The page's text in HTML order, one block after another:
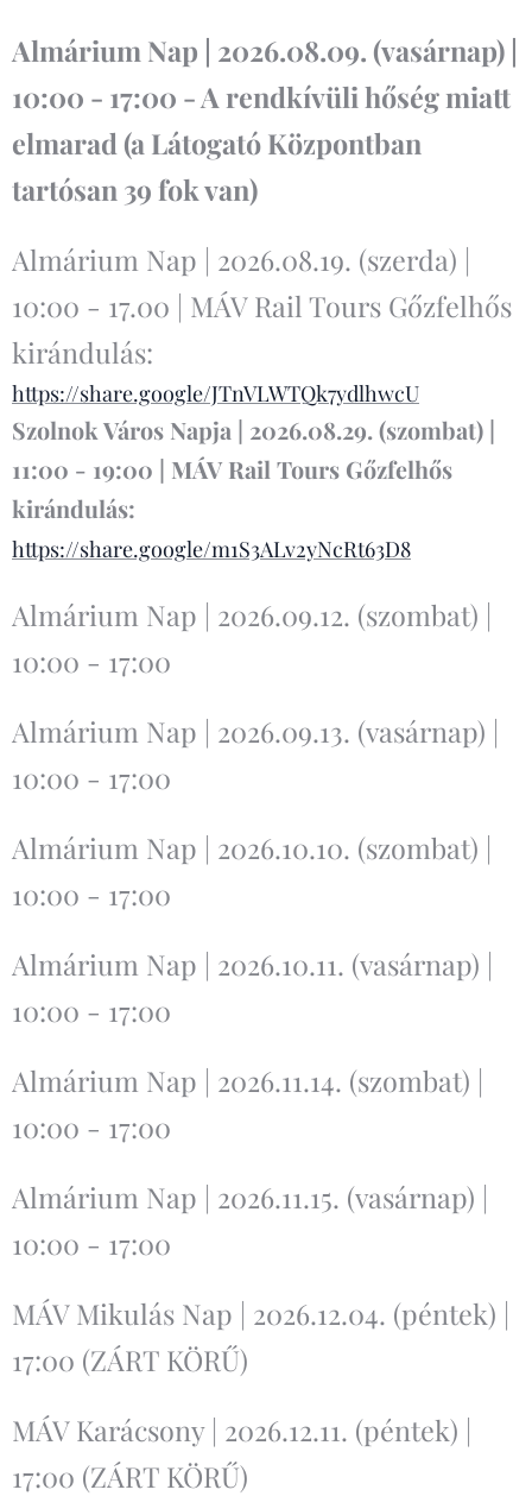
Almárium Nap | 2026.08.09. (vasárnap) |
10:00 - 17:00 - A rendkívüli hőség miatt
elmarad (a Látogató Központban
tartósan 39 fok van)
Almárium Nap | 2026.08.19. (szerda) |
10:00 - 17.00 | MÁV Rail Tours Gőzfelhős
kirándulás:
https://share.google/JTnVLWTQk7ydlhwcU
Szolnok Város Napja | 2026.08.29. (szombat) |
11:00 - 19:00 | MÁV Rail Tours Gőzfelhős
kirándulás:
https://share.google/m1S3ALv2yNcRt63D8
Almárium Nap | 2026.09.12. (szombat) |
10:00 - 17:00
Almárium Nap | 2026.09.13. (vasárnap) |
10:00 - 17:00
Almárium Nap | 2026.10.10. (szombat) |
10:00 - 17:00
Almárium Nap | 2026.10.11. (vasárnap) |
10:00 - 17:00
Almárium Nap | 2026.11.14. (szombat) |
10:00 - 17:00
Almárium Nap | 2026.11.15. (vasárnap) |
10:00 - 17:00
MÁV Mikulás Nap | 2026.12.04. (péntek) |
17:00 (ZÁRT KÖRŰ)
MÁV Karácsony | 2026.12.11. (péntek) |
17:00 (ZÁRT KÖRŰ)